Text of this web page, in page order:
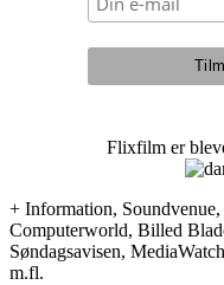
Flixfilm er
+ Information,
Computerworld, Billed
Søndagsavisen,
m.fl.